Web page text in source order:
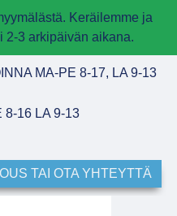
Keräilemme ja
2-3 arkipäivän aikana.
MA-PE 8-17, LA 9-13
8-16 LA 9-13
TAI OTA YHTEYTTÄ